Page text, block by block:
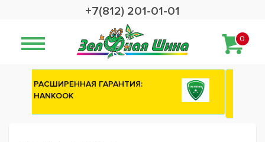
+7(812) 201-01-01
0
Сashback 2500 рублей на зимние
шины ATTAR